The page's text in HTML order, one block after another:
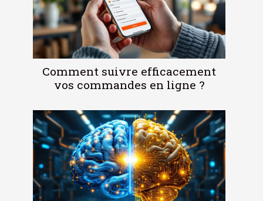
Comment suivre efficacement
vos commandes en ligne ?